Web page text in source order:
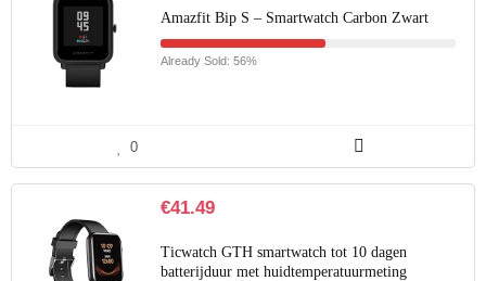
Amazfit Bip S – Smartwatch Carbon Zwart
Already Sold: 56%
0
€41.49
Ticwatch GTH smartwatch tot 10 dagen
batterijduur met huidtemperatuurmeting